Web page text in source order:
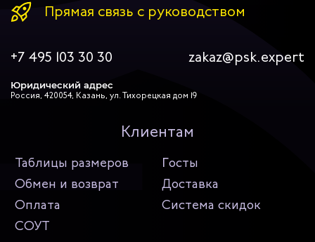
Прямая связь с руководством
+7 495 103 30 30 zakaz@psk.expert
Юридический адрес
Россия, 420054, Казань, ул. Тихорецкая дом 19
Клиентам
Таблицы размеров
Госты
Обмен и возврат
Доставка
Оплата
Система скидок
СОУТ